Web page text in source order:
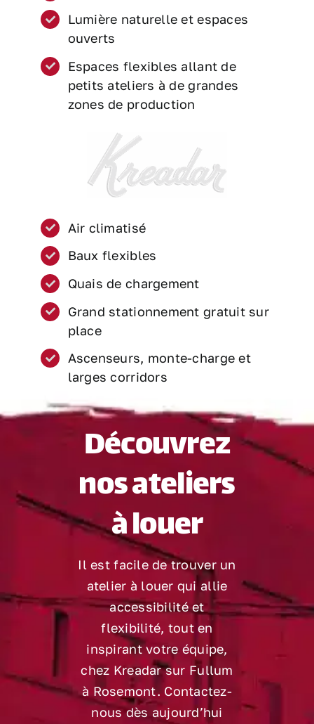
Lumière naturelle et espaces
ouverts
Espaces flexibles allant de
petits ateliers à de grandes
zones de production
Air climatisé
Baux flexibles
Quais de chargement
Grand stationnement gratuit sur
place
Ascenseurs, monte-charge et
larges corridors
Découvrez
nos ateliers
à louer
Il est facile de trouver un
atelier à louer qui allie
accessibilité et
flexibilité, tout en
inspirant votre équipe,
chez Kreadar sur Fullum
à Rosemont. Contactez-
nous dès aujourd’hui